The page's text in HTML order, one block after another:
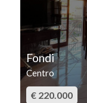
Fondi
Centro
€ 220.000